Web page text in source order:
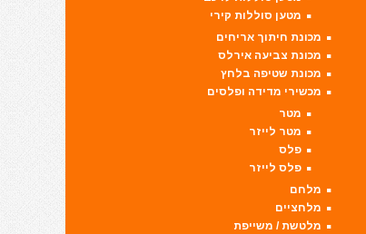
מטען סוללות קירי
מכונת חיתוך אריחים
מכונת צביעה אירלס
מכונת שטיפה בלחץ
מכשירי מדידה ופלסים
מטר
מטר לייזר
פלס
פלס לייזר
מלחם
מלחציים
מלטשת / משייפת